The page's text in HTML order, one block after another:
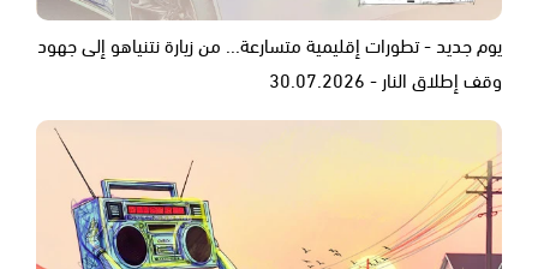
يوم جديد - تطورات إقليمية متسارعة... من زيارة نتنياهو إلى جهود
وقف إطلاق النار - 30.07.2026